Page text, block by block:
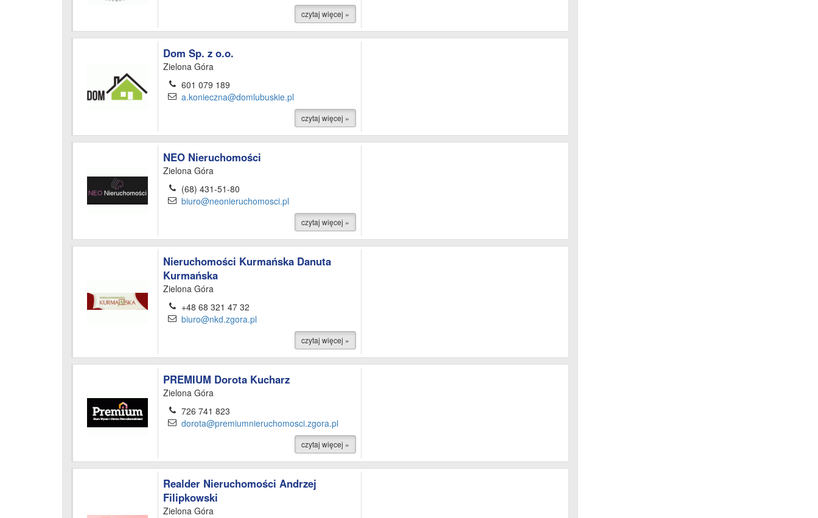
czytaj więcej »
Dom Sp. z o.o.
Zielona Góra
601 079 189
a.konieczna@domlubuskie.pl
czytaj więcej »
NEO Nieruchomości
Zielona Góra
(68) 431-51-80
biuro@neonieruchomosci.pl
czytaj więcej »
Nieruchomości Kurmańska Danuta
Kurmańska
Zielona Góra
+48 68 321 47 32
biuro@nkd.zgora.pl
czytaj więcej »
PREMIUM Dorota Kucharz
Zielona Góra
726 741 823
dorota@premiumnieruchomosci.zgora.pl
czytaj więcej »
Realder Nieruchomości Andrzej
Filipkowski
Zielona Góra